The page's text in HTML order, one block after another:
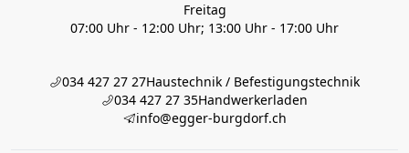
Freitag
07:00 Uhr - 12:00 Uhr; 13:00 Uhr - 17:00 Uhr
034 427 27 27Haustechnik / Befestigungstechnik
034 427 27 35Handwerkerladen
info@egger-burgdorf.ch